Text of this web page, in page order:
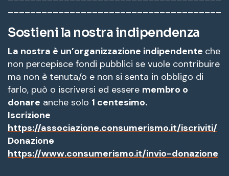
Sostieni la nostra indipendenza
La nostra è un’organizzazione indipendente che
non percepisce fondi pubblici se vuole contribuire
ma non è tenuta/o e non si senta in obbligo di
farlo, può o iscriversi ed essere membro o
donare anche solo 1 centesimo.
Iscrizione
https://associazione.consumerismo.it/iscriviti/
Donazione
https://www.consumerismo.it/invio-donazione